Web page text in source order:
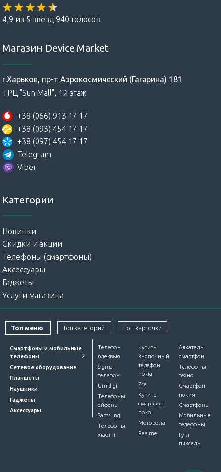
4,9 из 5 звезд 940 голосов
Магазин Device Market
г.Харьков, пр-т Аэрокосмический (Гагарина) 181
ТРЦ "Sun Mall", 1й этаж
+38 (066) 913 17 17
+38 (093) 454 17 17
+38 (097) 454 17 17
Telegram
Viber
Категории
Новинки
Скидки и акции
Телефоны (смартфоны)
Аксессуары
Гаджеты
Услуги магазина
Топ меню Топ категорий Топ карточки
Смартфоны и мобильные
телефоны
Сетевое оборудование
Планшеты
Наушники
Гаджеты
Аксессуары
Телефон
блеквью
Sigma
телефон
Umidigi
Телефоны
айфоны
Samsung
Телефоны
xiaomi
Купить
кнопочный
телефон
nokia
Zte
Купить
смартфон
поко
Моторола
Realme
Алкатель
смартфон
Телефоны
техно
Смартфон
нокия
Смартфоны
Мобильные
телефоны
Гугл
пиксель